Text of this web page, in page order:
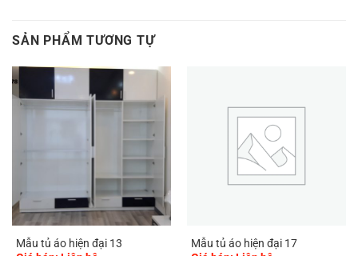
SẢN PHẨM TƯƠNG TỰ
Mẫu tủ áo hiện đại 13
Mẫu tủ áo hiện đại 17